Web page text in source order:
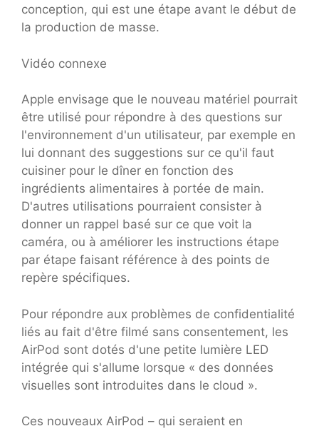
conception, qui est une étape avant le début de
la production de masse.
Vidéo connexe
Apple envisage que le nouveau matériel pourrait
être utilisé pour répondre à des questions sur
l'environnement d'un utilisateur, par exemple en
lui donnant des suggestions sur ce qu'il faut
cuisiner pour le dîner en fonction des
ingrédients alimentaires à portée de main.
D'autres utilisations pourraient consister à
donner un rappel basé sur ce que voit la
caméra, ou à améliorer les instructions étape
par étape faisant référence à des points de
repère spécifiques.
Pour répondre aux problèmes de confidentialité
liés au fait d'être filmé sans consentement, les
AirPod sont dotés d'une petite lumière LED
intégrée qui s'allume lorsque « des données
visuelles sont introduites dans le cloud ».
Ces nouveaux AirPod – qui seraient en